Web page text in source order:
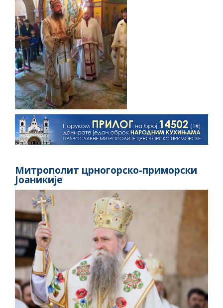
Митрополит црногорско-приморски
Јоаникије